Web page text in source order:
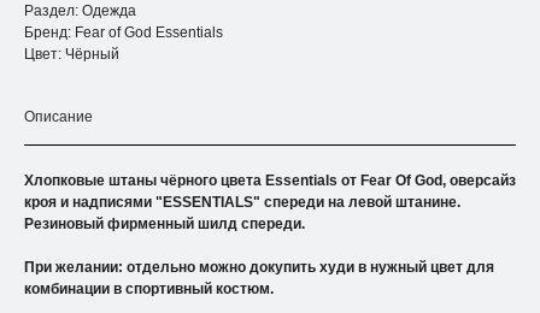
Раздел: Одежда
Бренд: Fear of God Essentials
Цвет: Чёрный
Описание
Хлопковые штаны чёрного цвета Essentials от Fear Of God, оверсайз
кроя и надписями "ESSENTIALS" спереди на левой штанине.
Резиновый фирменный шилд спереди.
При желании: отдельно можно докупить худи в нужный цвет для
комбинации в спортивный костюм.